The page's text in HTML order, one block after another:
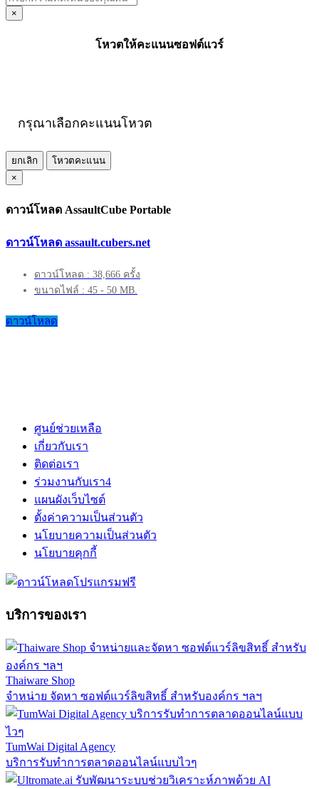
×
โหวตให้คะแนนซอฟต์แวร์
กรุณาเลือกคะแนนโหวต
ยกเลิก
โหวตคะแนน
×
ดาวน์โหลด AssaultCube Portable
ดาวน์โหลด assault.cubers.net
ดาวน์โหลด : 38,666 ครั้ง
ขนาดไฟล์ : 45 - 50 MB.
ดาวน์โหลด
ศูนย์ช่วยเหลือ
เกี่ยวกับเรา
ติดต่อเรา
ร่วมงานกับเรา4
แผนผังเว็บไซต์
ตั้งค่าความเป็นส่วนตัว
นโยบายความเป็นส่วนตัว
นโยบายคุกกี้
บริการของเรา
Thaiware Shop
จำหน่าย จัดหา ซอฟต์แวร์ลิขสิทธิ์ สำหรับองค์กร ฯลฯ
TumWai Digital Agency
บริการรับทำการตลาดออนไลน์แบบไวๆ